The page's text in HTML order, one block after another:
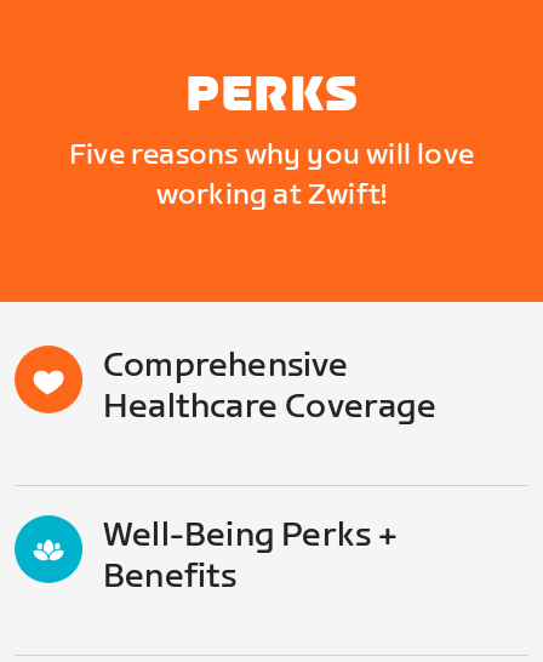
PERKS
Five reasons why you will love
working at Zwift!
Comprehensive
Healthcare Coverage
Well-Being Perks +
Benefits